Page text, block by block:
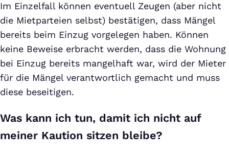
Im Einzelfall können eventuell Zeugen (aber nicht
die Mietparteien selbst) bestätigen, dass Mängel
bereits beim Einzug vorgelegen haben. Können
keine Beweise erbracht werden, dass die Wohnung
bei Einzug bereits mangelhaft war, wird der Mieter
für die Mängel verantwortlich gemacht und muss
diese beseitigen.
Was kann ich tun, damit ich nicht auf
meiner Kaution sitzen bleibe?